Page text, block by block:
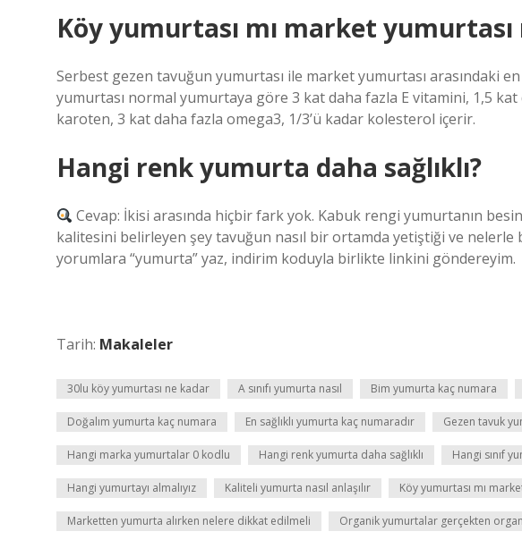
Köy yumurtası mı market yumurtası
Serbest gezen tavuğun yumurtası ile market yumurtası arasındaki
yumurtası normal yumurtaya göre 3 kat daha fazla E vitamini, 1,5
karoten, 3 kat daha fazla omega3, 1/3’ü kadar kolesterol içerir.
Hangi renk yumurta daha sağlıklı?
Cevap: İkisi arasında hiçbir fark yok. Kabuk rengi yumurtanın
kalitesini belirleyen şey tavuğun nasıl bir ortamda yetiştiği ve nelerle
yorumlara “yumurta” yaz, indirim koduyla birlikte linkini göndereyim.
Tarih: Makaleler
30lu köy yumurtası ne kadar A sınıfı yumurta nasıl Bim yumurta kaç numara
Doğalım yumurta kaç numara En sağlıklı yumurta kaç numaradır Gezen tavuk
Hangi marka yumurtalar 0 kodlu Hangi renk yumurta daha sağlıklı Hangi sınıf
Hangi yumurtayı almalıyız Kaliteli yumurta nasıl anlaşılır Köy yumurtası mı
Marketten yumurta alırken nelere dikkat edilmeli Organik yumurtalar gerçekten